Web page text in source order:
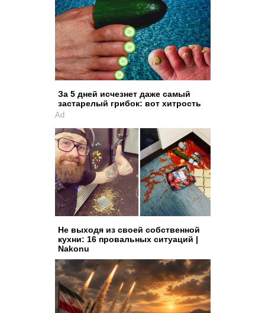
За 5 дней исчезнет даже самый
застарелый грибок: вот хитрость
Ad
Не выходя из своей собственной
кухни: 16 провальных ситуаций |
Nakonu